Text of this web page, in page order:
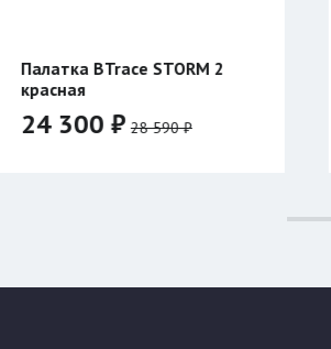
Палатка BTrace ATLANT 3
28 040 ₽